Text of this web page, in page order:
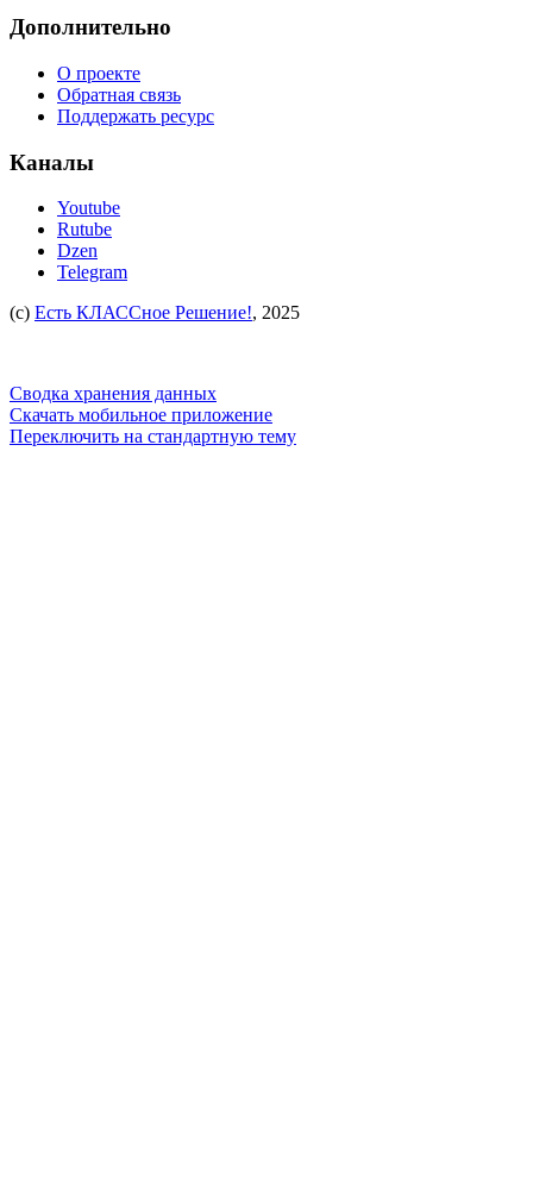
Дополнительно
О проекте
Обратная связь
Поддержать ресурс
Каналы
Youtube
Rutube
Dzen
Telegram
(c) Есть КЛАССное Решение!, 2025
Сводка хранения данных
Скачать мобильное приложение
Переключить на стандартную тему